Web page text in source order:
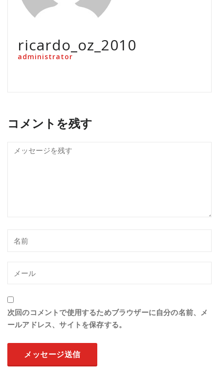
ricardo_oz_2010
administrator
コメントを残す
次回のコメントで使用するためブラウザーに自分の名前、メ
ールアドレス、サイトを保存する。